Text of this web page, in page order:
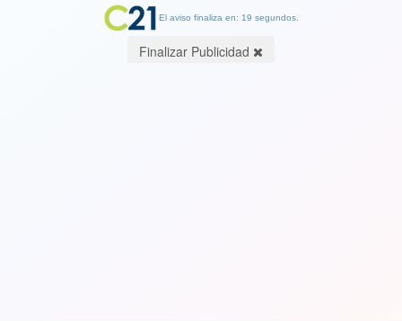
El aviso finaliza en: 19 segundos.
Finalizar Publicidad